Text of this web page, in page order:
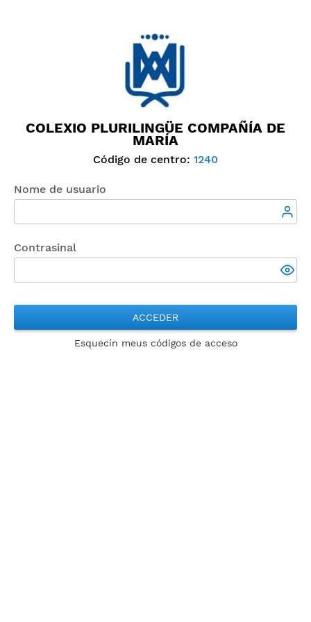
COLEXIO PLURILINGÜE COMPAÑÍA DE
MARÍA
Código de centro: 1240
Nome de usuario
Contrasinal
ACCEDER
Esquecín meus códigos de acceso